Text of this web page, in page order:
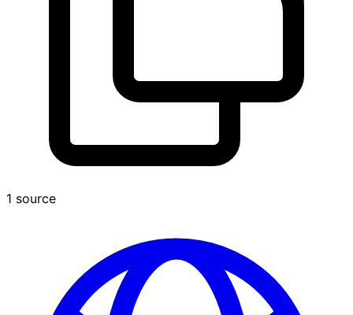
1 source